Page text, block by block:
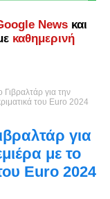
News και
καθημερινή
Γιβραλτάρ για την
του Euro 2024
για
με το
Euro 2024